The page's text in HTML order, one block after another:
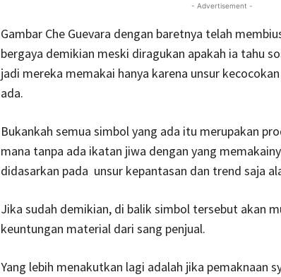
- Advertisement -
Gambar Che Guevara dengan baretnya telah
bergaya demikian meski diragukan apakah ia tahu
jadi mereka memakai hanya karena unsur
ada.
Bukankah semua simbol yang ada itu merupakan
mana tanpa ada ikatan jiwa dengan yang
didasarkan pada unsur kepantasan dan trend saja
Jika sudah demikian, di balik simbol tersebut akan
keuntungan material dari sang penjual.
Yang lebih menakutkan lagi adalah jika pemaknaan